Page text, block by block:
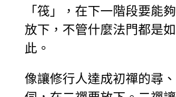
「筏」，在下一階段要能夠
放下，不管什麼法門都是如
此。
像讓修行人達成初禪的尋、